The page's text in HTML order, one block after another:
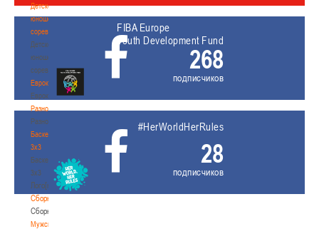
Детско-
юношеские
соревнования
Детско-
юношеские
соревнования
Еврокубки
Еврокубки
Разное
Разное
Баскетбол
3х3
Баскетбол
3х3
Лого[modid=121]
Сборные
Сборные
Мужские
FIBA Europe
Youth Development Fund
268
подписчиков
#HerWorldHerRules
28
подписчиков